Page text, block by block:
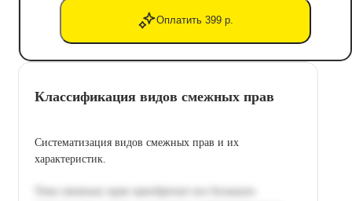
Оплатить 399 р.
Классификация видов смежных прав
Систематизация видов смежных прав и их
характеристик.